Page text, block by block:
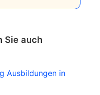
jedoch wichtig,
auf
und das
Informationen in
Hintergrund
alles zu
wird.
Sie auch
Ausbildungen in